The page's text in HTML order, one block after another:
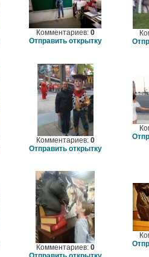
Комментариев: 0
Отправить открытку
Комментариев: 0
Отправить открытку
Комментариев: 0